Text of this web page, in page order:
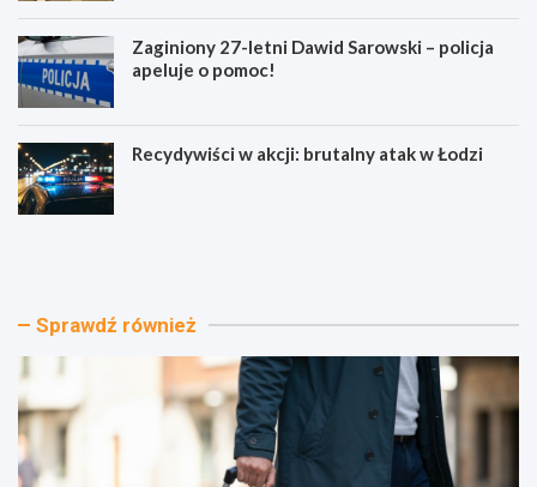
Zaginiony 27-letni Dawid Sarowski – policja
apeluje o pomoc!
Recydywiści w akcji: brutalny atak w Łodzi
G
i
y
p
r
a
Z
i
i
e
w
T
Sprawdź również